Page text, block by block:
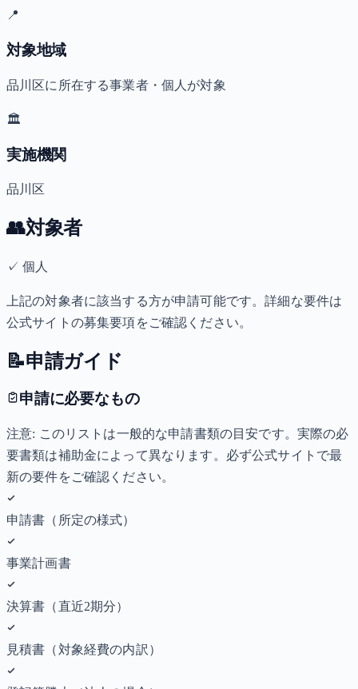
📍
対象地域
品川区に所在する事業者・個人が対象
🏛️
実施機関
品川区
👥対象者
✓個人
上記の対象者に該当する方が申請可能です。詳細な要件は
公式サイトの募集要項をご確認ください。
📝申請ガイド
申請に必要なもの
注意: このリストは一般的な申請書類の目安です。実際の必
要書類は補助金によって異なります。必ず公式サイトで最
新の要件をご確認ください。
申請書（所定の様式）
事業計画書
決算書（直近2期分）
見積書（対象経費の内訳）